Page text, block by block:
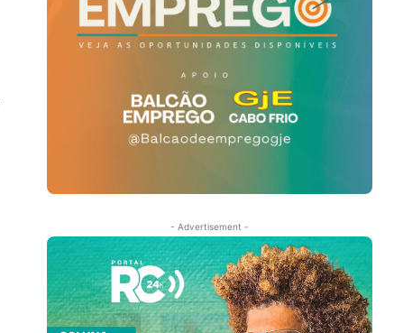
- Advertisement -